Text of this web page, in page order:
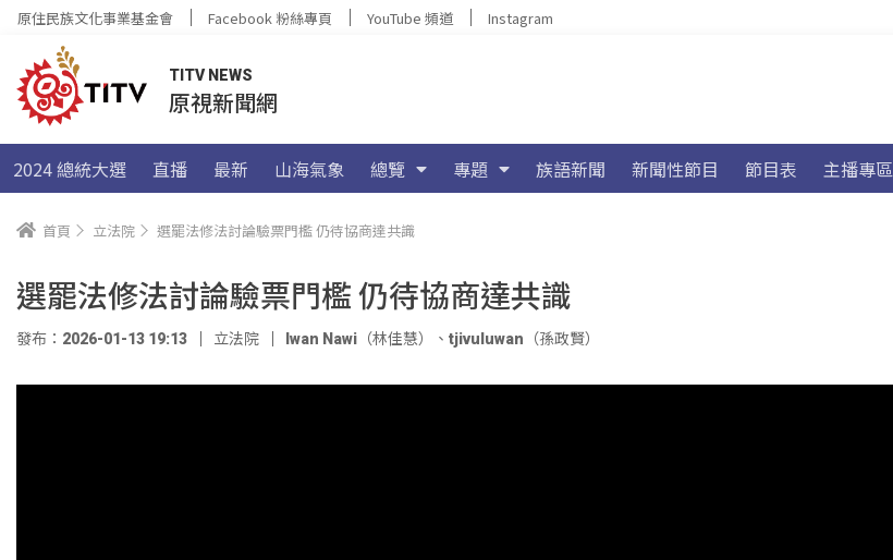
原住民族文化事業基金會 Facebook 粉絲專頁 YouTube 頻道 Instagram
TITV NEWS
原視新聞網
2024 總統大選 直播 最新 山海氣象 總覽 專題 族語新聞 新聞性節目 節目表 主播專區
首頁 立法院 選罷法修法討論驗票門檻 仍待協商達共識
選罷法修法討論驗票門檻 仍待協商達共識
發布：2026-01-13 19:13 立法院 Iwan Nawi（林佳慧） 、 tjivuluwan（孫政賢）